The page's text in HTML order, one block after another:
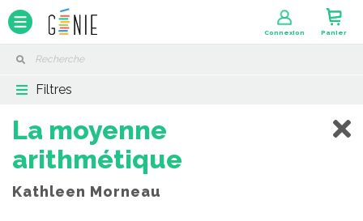
Connexion Panier
Filtres
La moyenne
arithmétique
Kathleen Morneau
Panneau de gestion des cookies